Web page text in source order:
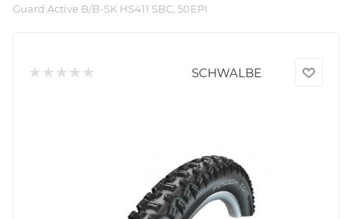
Guard Active B/B-SK HS411 SBC, 50EPI
SCHWALBE